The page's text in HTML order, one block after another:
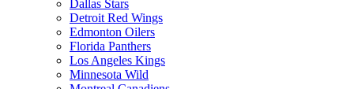
Dallas Stars
Detroit Red Wings
Edmonton Oilers
Florida Panthers
Los Angeles Kings
Minnesota Wild